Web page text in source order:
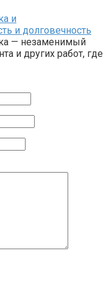
и
и долговечность
— незаменимый
и других работ, где